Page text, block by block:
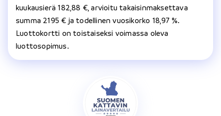
kuukausierä 182,88 €, arvioitu takaisinmaksettava
summa 2195 € ja todellinen vuosikorko 18,97 %.
Luottokortti on toistaiseksi voimassa oleva
luottosopimus.